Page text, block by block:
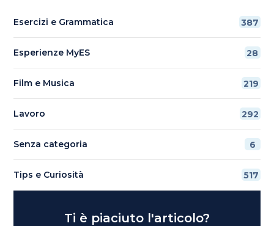
Esercizi e Grammatica 387
Esperienze MyES 28
Film e Musica 219
Lavoro 292
Senza categoria 6
Tips e Curiosità 517
Ti è piaciuto l'articolo?